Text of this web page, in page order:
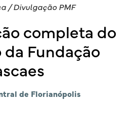
/ Divulgação PMF
completa do
Fundação
de Florianópolis